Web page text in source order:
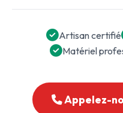
Artisan certifié
Matériel
Appelez-